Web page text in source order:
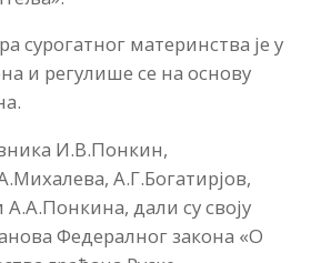
сурогатног материнства је у
и регулише се на основу
И.В.Понкин,
А.Г.Богатирјов,
дали су своју
Федералног закона «О